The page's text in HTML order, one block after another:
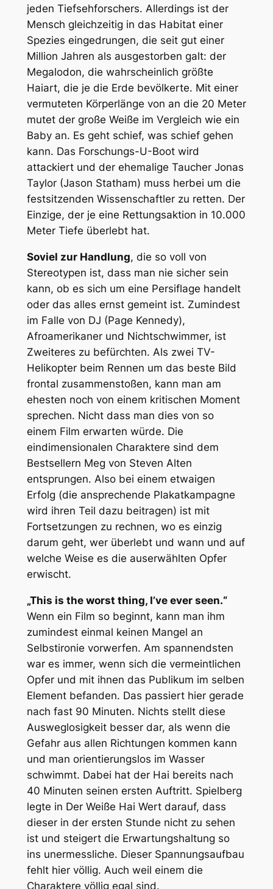
jeden Tiefsehforschers. Allerdings ist der
Mensch gleichzeitig in das Habitat einer
Spezies eingedrungen, die seit gut einer
Million Jahren als ausgestorben galt: der
Megalodon, die wahrscheinlich größte
Haiart, die je die Erde bevölkerte. Mit einer
vermuteten Körperlänge von an die 20 Meter
mutet der große Weiße im Vergleich wie ein
Baby an. Es geht schief, was schief gehen
kann. Das Forschungs-U-Boot wird
attackiert und der ehemalige Taucher Jonas
Taylor (Jason Statham) muss herbei um die
festsitzenden Wissenschaftler zu retten. Der
Einzige, der je eine Rettungsaktion in 10.000
Meter Tiefe überlebt hat.
Soviel zur Handlung, die so voll von
Stereotypen ist, dass man nie sicher sein
kann, ob es sich um eine Persiflage handelt
oder das alles ernst gemeint ist. Zumindest
im Falle von DJ (Page Kennedy),
Afroamerikaner und Nichtschwimmer, ist
Zweiteres zu befürchten. Als zwei TV-
Helikopter beim Rennen um das beste Bild
frontal zusammenstoßen, kann man am
ehesten noch von einem kritischen Moment
sprechen. Nicht dass man dies von so
einem Film erwarten würde. Die
eindimensionalen Charaktere sind dem
Bestsellern Meg von Steven Alten
entsprungen. Also bei einem etwaigen
Erfolg (die ansprechende Plakatkampagne
wird ihren Teil dazu beitragen) ist mit
Fortsetzungen zu rechnen, wo es einzig
darum geht, wer überlebt und wann und auf
welche Weise es die auserwählten Opfer
erwischt.
„This is the worst thing, I’ve ever seen.“
Wenn ein Film so beginnt, kann man ihm
zumindest einmal keinen Mangel an
Selbstironie vorwerfen. Am spannendsten
war es immer, wenn sich die vermeintlichen
Opfer und mit ihnen das Publikum im selben
Element befanden. Das passiert hier gerade
nach fast 90 Minuten. Nichts stellt diese
Ausweglosigkeit besser dar, als wenn die
Gefahr aus allen Richtungen kommen kann
und man orientierungslos im Wasser
schwimmt. Dabei hat der Hai bereits nach
40 Minuten seinen ersten Auftritt. Spielberg
legte in Der Weiße Hai Wert darauf, dass
dieser in der ersten Stunde nicht zu sehen
ist und steigert die Erwartungshaltung so
ins unermessliche. Dieser Spannungsaufbau
fehlt hier völlig. Auch weil einem die
Charaktere völlig egal sind.